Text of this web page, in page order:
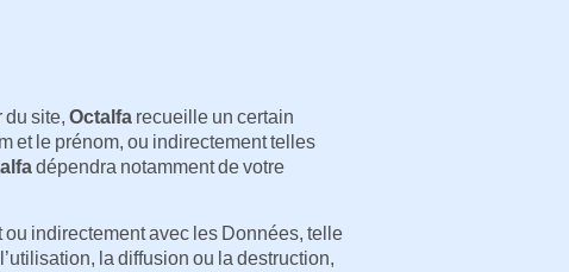
du site, Octalfa recueille un certain
et le prénom, ou indirectement telles
dépendra notamment de votre
indirectement avec les Données, telle
la diffusion ou la destruction,